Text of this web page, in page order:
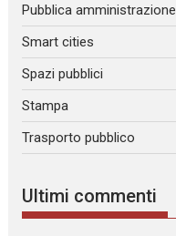
Pubblica amministrazione
Smart cities
Spazi pubblici
Stampa
Trasporto pubblico
Ultimi commenti